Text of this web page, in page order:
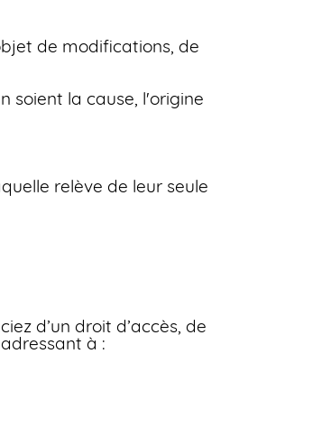
de modifications, de
soient la cause, l'origine
relève de leur seule
d’un droit d’accès, de
à :